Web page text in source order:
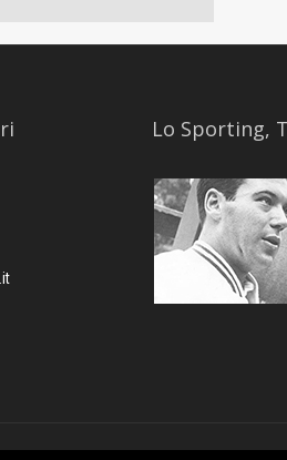
​Lo Sporting,